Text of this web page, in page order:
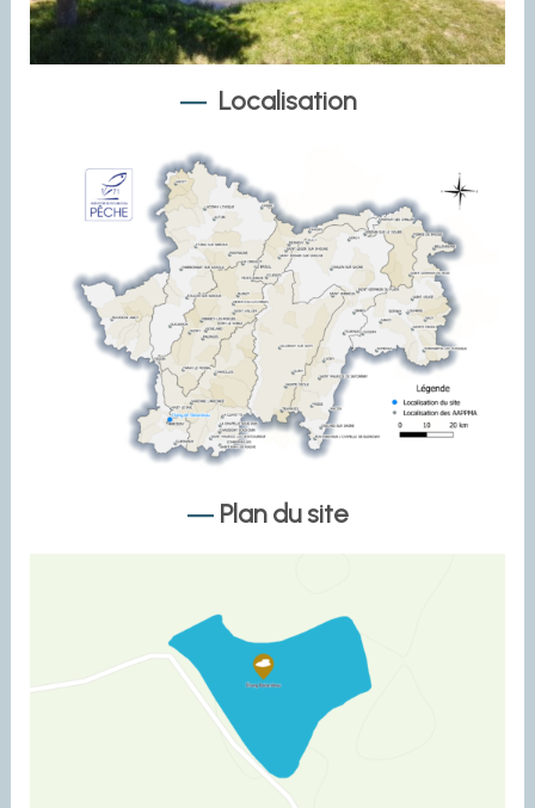
Localisation
Plan du site